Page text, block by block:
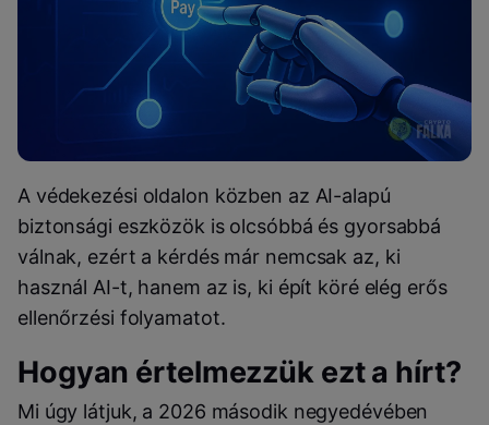
A védekezési oldalon közben az AI-alapú
biztonsági eszközök is olcsóbbá és gyorsabbá
válnak, ezért a kérdés már nemcsak az, ki
használ AI-t, hanem az is, ki épít köré elég erős
ellenőrzési folyamatot.
Hogyan értelmezzük ezt a hírt?
Mi úgy látjuk, a 2026 második negyedévében